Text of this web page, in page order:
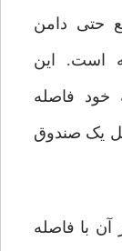
حتی دامن
است. این
خود فاصله
یک صندوق
با فاصله